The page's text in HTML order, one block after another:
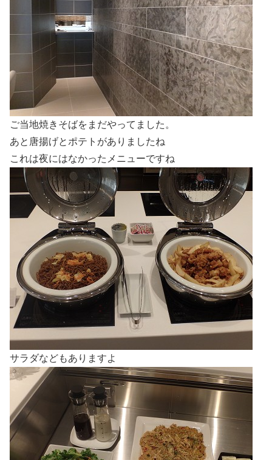
ご当地焼きそばをまだやってました。
あと唐揚げとポテトがありましたね
これは夜にはなかったメニューですね
サラダなどもありますよ